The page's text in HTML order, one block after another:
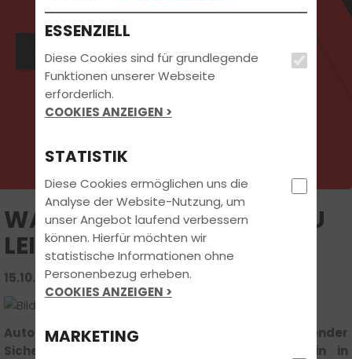
direkt Wunschtermin buchen:
WARUM AUTODIEBE OFT ZU
LEICHTES SPIEL HABEN
15.10.2022 | FAHRSCHUL-WISSEN
Autos bleiben trotz fortschreitender
Sicherheitstechnik begehrtes Diebesgut: Allein in
ESSENZIELL
Diese Cookies sind für grundlegende
Funktionen unserer Webseite
erforderlich.
COOKIES ANZEIGEN >
STATISTIK
Diese Cookies ermöglichen uns die
Analyse der Website-Nutzung, um
unser Angebot laufend verbessern
können. Hierfür möchten wir
statistische Informationen ohne
Personenbezug erheben.
COOKIES ANZEIGEN >
MARKETING